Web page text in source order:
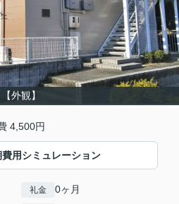
【外観】
4,500円
費用シミュレーション
礼金 0ヶ月